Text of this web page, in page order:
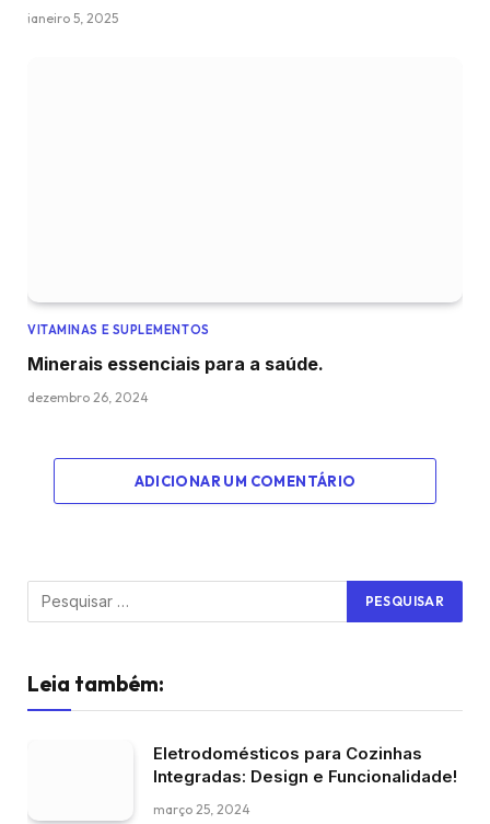
janeiro 5, 2025
VITAMINAS E SUPLEMENTOS
Minerais essenciais para a saúde.
dezembro 26, 2024
ADICIONAR UM COMENTÁRIO
Leia também:
Eletrodomésticos para Cozinhas
Integradas: Design e Funcionalidade!
março 25, 2024